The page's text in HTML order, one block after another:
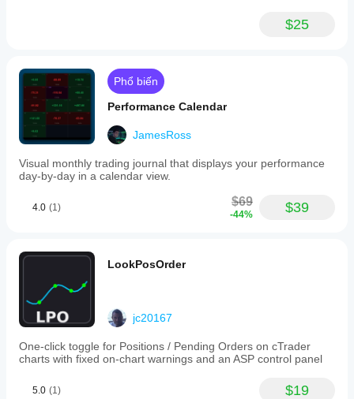
$25
Phổ biến
Performance Calendar
JamesRoss
Visual monthly trading journal that displays your performance
day-by-day in a calendar view.
4.0 (1) $69
-44% $39
LookPosOrder
jc20167
One-click toggle for Positions / Pending Orders on cTrader
charts with fixed on-chart warnings and an ASP control panel
5.0 (1) $19